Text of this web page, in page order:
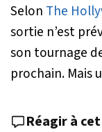
Selon The
sortie n’est
son tournage
prochain.
Réagir à